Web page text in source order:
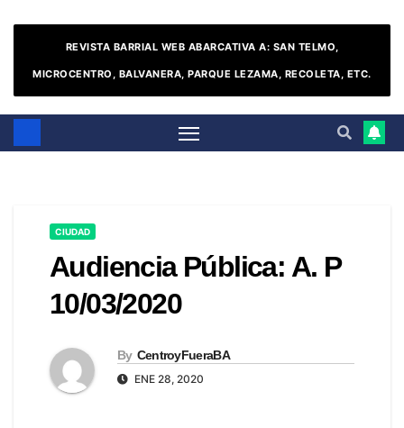
REVISTA BARRIAL WEB ABARCATIVA A: SAN TELMO,
MICROCENTRO, BALVANERA, PARQUE LEZAMA, RECOLETA, ETC.
CIUDAD
Audiencia Pública: A. P
10/03/2020
By CentroyFueraBA
ENE 28, 2020